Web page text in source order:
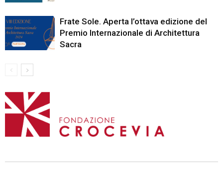
Frate Sole. Aperta l’ottava edizione del
Premio Internazionale di Architettura
Sacra